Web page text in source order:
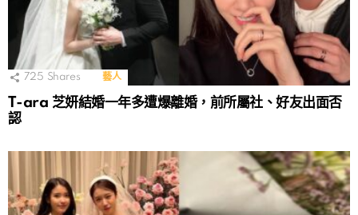
725 Shares 藝人
T-ara 芝妍結婚一年多遭爆離婚，前所屬社、好友出面否
認